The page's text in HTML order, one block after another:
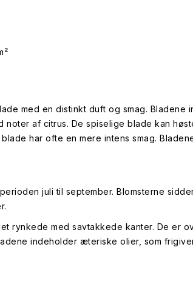
med en distinkt duft og smag. Bladene
af citrus. De spiselige blade kan
har ofte en mere intens smag.
juli til september. Blomsterne
rynkede med savtakkede kanter. De er
indeholder æteriske olier, som